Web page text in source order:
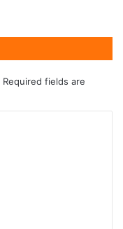
Required fields are